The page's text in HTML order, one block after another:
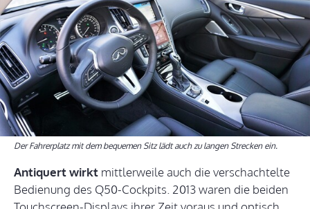
Der Fahrerplatz mit dem bequemen Sitz lädt auch zu langen Strecken ein.
Antiquert wirkt mittlerweile auch die verschachtelte
Bedienung des Q50-Cockpits. 2013 waren die beiden